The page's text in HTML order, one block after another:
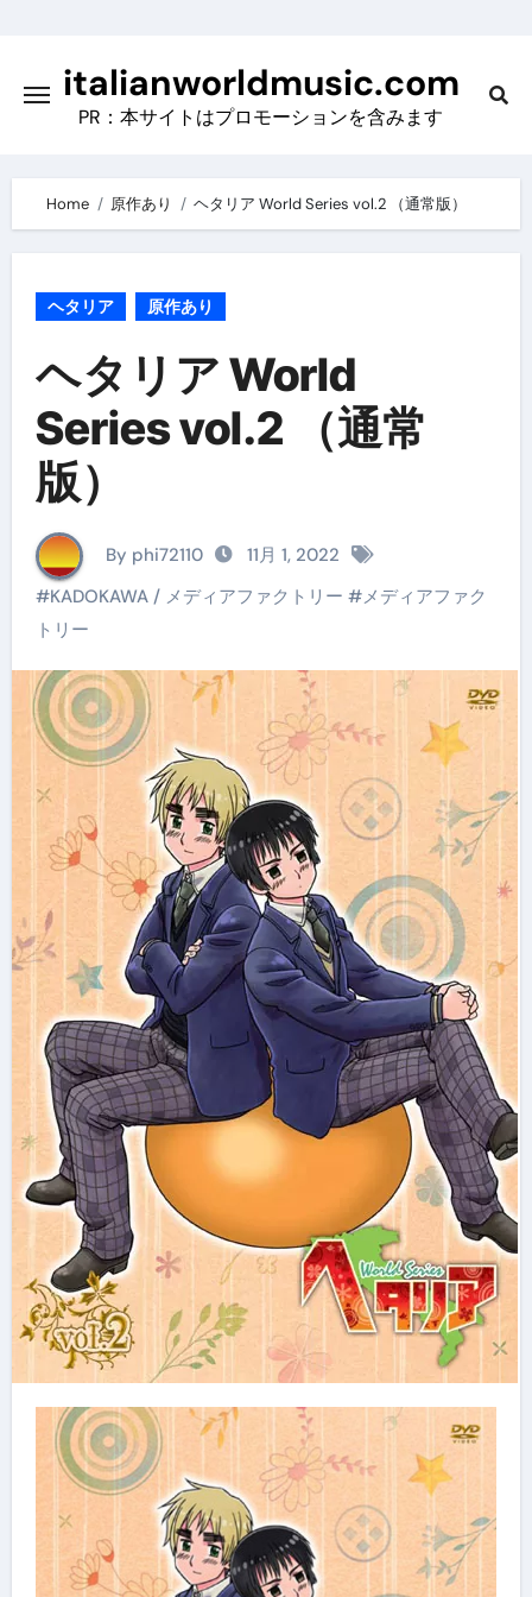
contentitalianworldmusic.com
PR：本サイトはプロモーションを含みます
Home 原作あり ヘタリア World Series vol.2 （通常版）
ヘタリア 原作あり
ヘタリア World
Series vol.2 （通常
版）
By phi72110
11月 1, 2022
#KADOKAWA / メディアファクトリー #メディアファク
トリー